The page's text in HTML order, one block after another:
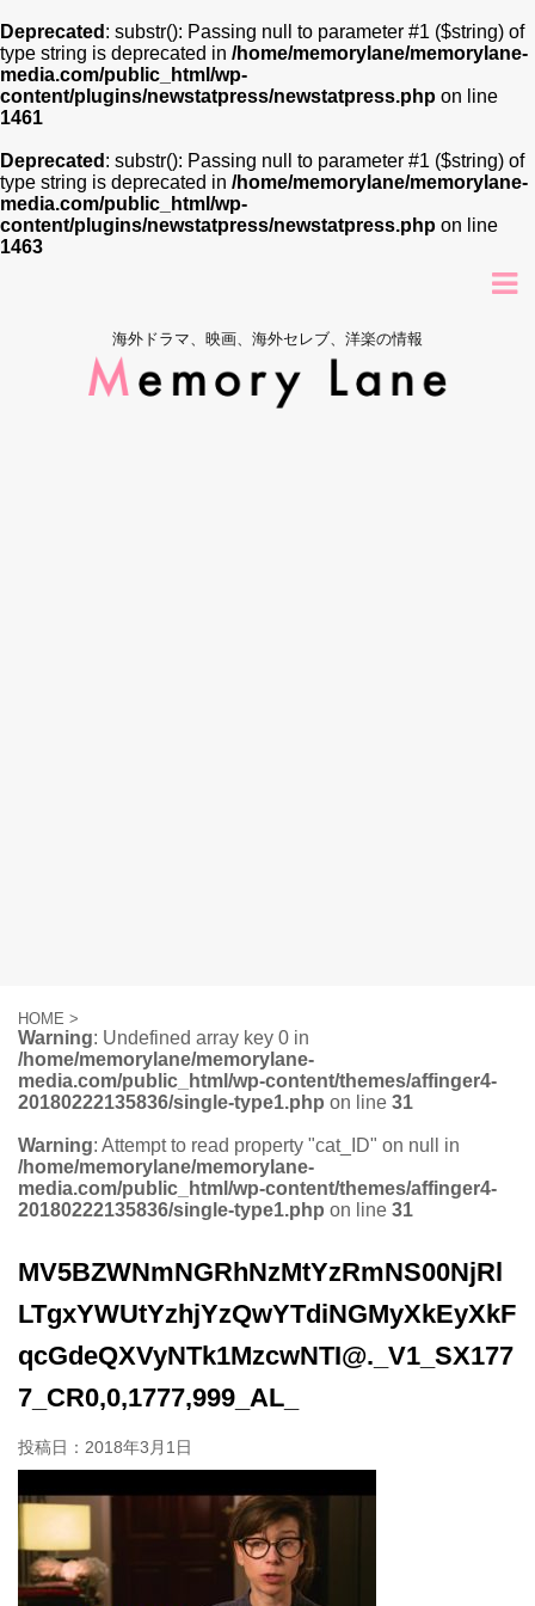
Deprecated : substr(): Passing null to parameter #1 ($string) of
type string is deprecated in /home/memorylane/memorylane-
media.com/public_html/wp-
content/plugins/newstatpress/newstatpress.php on line
1461
Deprecated : substr(): Passing null to parameter #1 ($string) of
type string is deprecated in /home/memorylane/memorylane-
media.com/public_html/wp-
content/plugins/newstatpress/newstatpress.php on line
1463
海外ドラマ、映画、海外セレブ、洋楽の情報
HOME >
Warning: Undefined array key 0 in
/home/memorylane/memorylane-
media.com/public_html/wp-content/themes/affinger4-
20180222135836/single-type1.php on line 31
Warning: Attempt to read property "cat_ID" on null in
/home/memorylane/memorylane-
media.com/public_html/wp-content/themes/affinger4-
20180222135836/single-type1.php on line 31
MV5BZWNmNGRhNzMtYzRmNS00NjRl
LTgxYWUtYzhjYzQwYTdiNGMyXkEyXkF
qcGdeQXVyNTk1MzcwNTI@._V1_SX177
7_CR0,0,1777,999_AL_
投稿日： 2018年3月1日